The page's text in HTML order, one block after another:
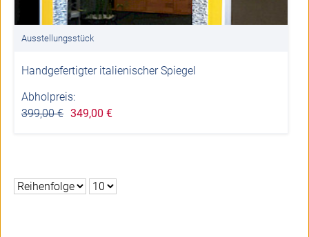
Ausstellungsstück
Handgefertigter italienischer Spiegel
Abholpreis:
399,00 € 349,00 €